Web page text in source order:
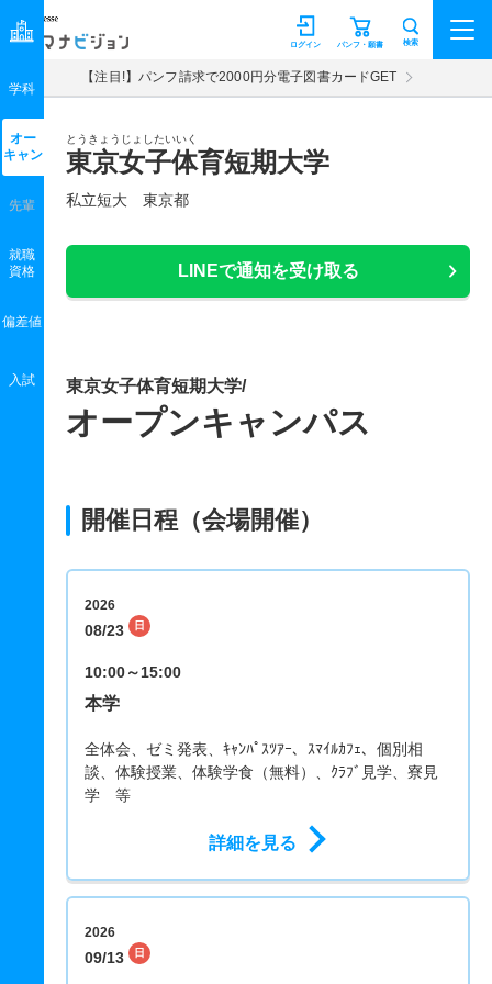
マナビジョン パンフ・願書
ログイン 検索
【注目!】パンフ請求で2000円分電子図書カードGET
とうきょうじょしたいいく
東京女子体育短期大学
私立短大 東京都
LINEで通知を受け取る
学科
オー
キャン
先輩
就職
資格
偏差値
入試 東京女子体育短期大学/
オープンキャンパス
開催日程（会場開催）
2026
08/23 日
10:00～15:00
本学
全体会、ゼミ発表、ｷｬﾝﾊﾟｽﾂｱｰ、ｽﾏｲﾙｶﾌｪ、個別相
談、体験授業、体験学食（無料）、ｸﾗﾌﾞ見学、寮見
学 等
詳細を見る
2026
09/13 日